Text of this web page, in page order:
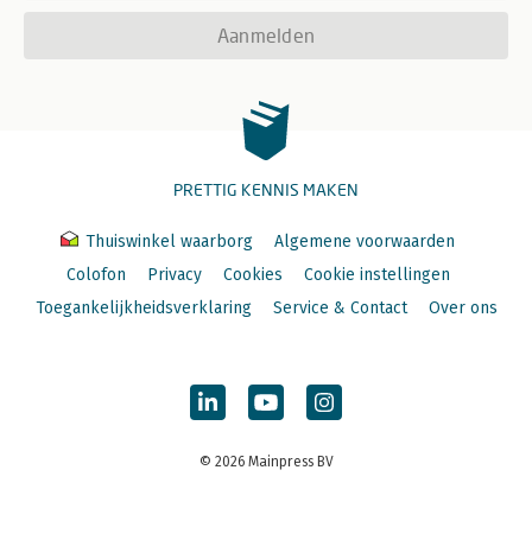
Aanmelden
PRETTIG KENNIS MAKEN
Thuiswinkel waarborg
Algemene voorwaarden
Colofon
Privacy Cookies
Cookie instellingen
Toegankelijkheidsverklaring
Service & Contact Over ons
© 2026 Mainpress BV